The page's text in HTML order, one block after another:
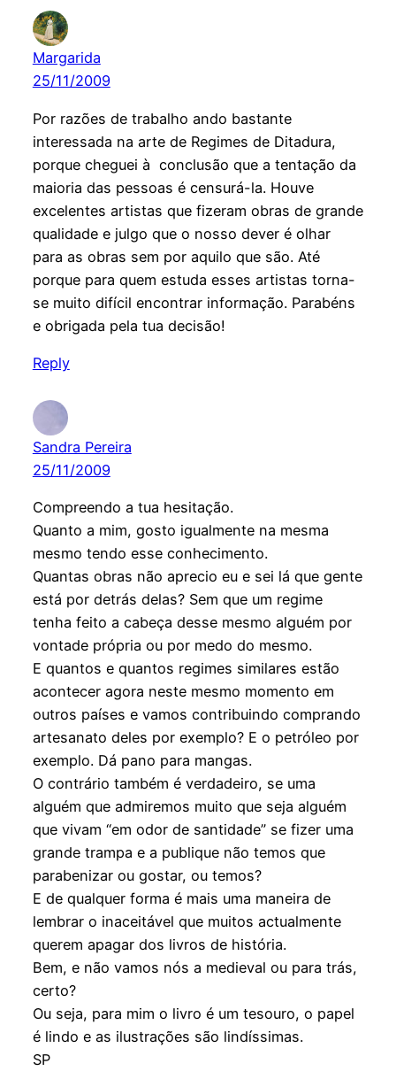
Margarida
25/11/2009
Por razões de trabalho ando bastante
interessada na arte de Regimes de Ditadura,
porque cheguei à conclusão que a tentação da
maioria das pessoas é censurá-la. Houve
excelentes artistas que fizeram obras de grande
qualidade e julgo que o nosso dever é olhar
para as obras sem por aquilo que são. Até
porque para quem estuda esses artistas torna-
se muito difícil encontrar informação. Parabéns
e obrigada pela tua decisão!
Reply
Sandra Pereira
25/11/2009
Compreendo a tua hesitação.
Quanto a mim, gosto igualmente na mesma
mesmo tendo esse conhecimento.
Quantas obras não aprecio eu e sei lá que gente
está por detrás delas? Sem que um regime
tenha feito a cabeça desse mesmo alguém por
vontade própria ou por medo do mesmo.
E quantos e quantos regimes similares estão
acontecer agora neste mesmo momento em
outros países e vamos contribuindo comprando
artesanato deles por exemplo? E o petróleo por
exemplo. Dá pano para mangas.
O contrário também é verdadeiro, se uma
alguém que admiremos muito que seja alguém
que vivam “em odor de santidade” se fizer uma
grande trampa e a publique não temos que
parabenizar ou gostar, ou temos?
E de qualquer forma é mais uma maneira de
lembrar o inaceitável que muitos actualmente
querem apagar dos livros de história.
Bem, e não vamos nós a medieval ou para trás,
certo?
Ou seja, para mim o livro é um tesouro, o papel
é lindo e as ilustrações são lindíssimas.
SP